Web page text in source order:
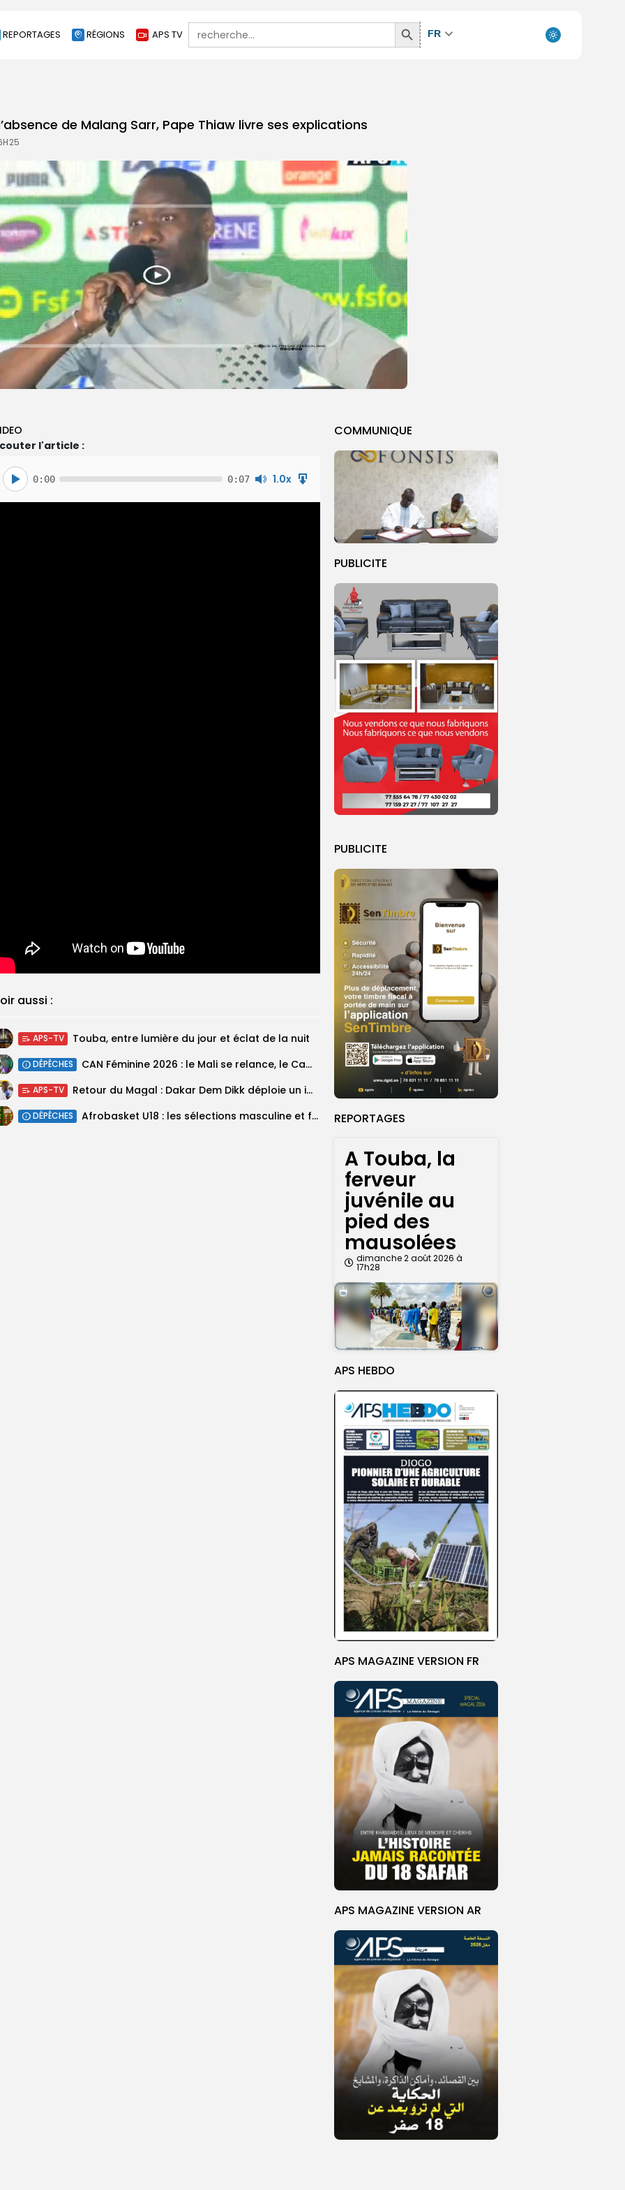
REPORTAGES RÉGIONS APS TV
Search
for:
Search
Button
FR
de Malang Sarr, Pape Thiaw livre ses explications
COMMUNIQUE
PUBLICITE
PUBLICITE
REPORTAGES
A Touba, la
ferveur
juvénile au
pied des
mausolées
dimanche 2 août 2026 à
17h28
APS HEBDO
APS MAGAZINE VERSION FR
APS MAGAZINE VERSION AR
l'article :
0:00 0:07 1.0x
aussi :
APS-TV Touba, entre lumière du jour et éclat de la nuit
DÉPÊCHES ‎CAN Féminine 2026 : le Mali se relance, le Cameroun domine le...
APS-TV Retour du Magal : Dakar Dem Dikk déploie un important dispositif pour...
DÉPÊCHES ‎Afrobasket U18 : les sélections masculine et féminine du Sénégal fixées sur...